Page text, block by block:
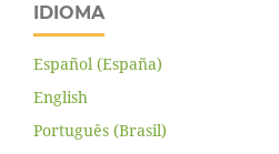
IDIOMA
Español (España)
English
Português (Brasil)